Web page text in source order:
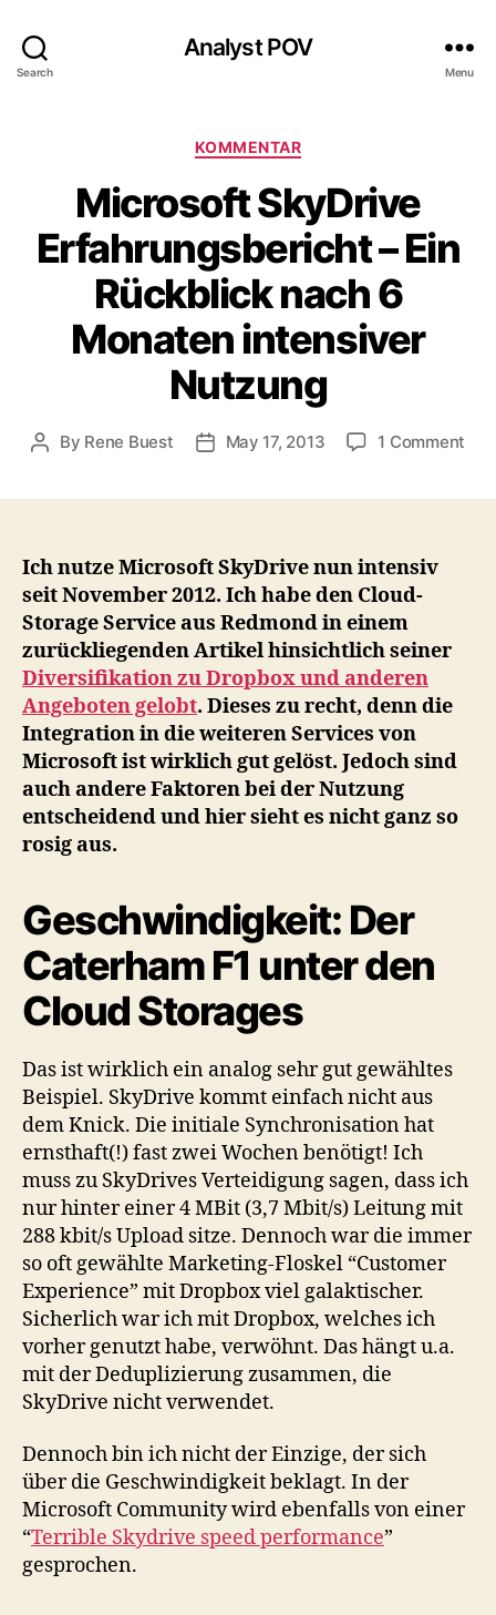
Search
Analyst POV
Menu
Categories
KOMMENTAR
Microsoft SkyDrive
Erfahrungsbericht – Ein
Rückblick nach 6
Monaten intensiver
Nutzung
Post
By Rene Buest
PostMay 17, 2013 1 Comment
Ich nutze Microsoft SkyDrive nun intensiv
seit November 2012. Ich habe den Cloud-
Storage Service aus Redmond in einem
zurückliegenden Artikel hinsichtlich seiner
Diversifikation zu Dropbox und anderen
Angeboten gelobt. Dieses zu recht, denn die
Integration in die weiteren Services von
Microsoft ist wirklich gut gelöst. Jedoch sind
auch andere Faktoren bei der Nutzung
entscheidend und hier sieht es nicht ganz so
rosig aus.
Geschwindigkeit: Der
Caterham F1 unter den
Cloud Storages
Das ist wirklich ein analog sehr gut gewähltes
Beispiel. SkyDrive kommt einfach nicht aus
dem Knick. Die initiale Synchronisation hat
ernsthaft(!) fast zwei Wochen benötigt! Ich
muss zu SkyDrives Verteidigung sagen, dass ich
nur hinter einer 4 MBit (3,7 Mbit/s) Leitung mit
288 kbit/s Upload sitze. Dennoch war die immer
so oft gewählte Marketing-Floskel “Customer
Experience” mit Dropbox viel galaktischer.
Sicherlich war ich mit Dropbox, welches ich
vorher genutzt habe, verwöhnt. Das hängt u.a.
mit der Deduplizierung zusammen, die
SkyDrive nicht verwendet.
Dennoch bin ich nicht der Einzige, der sich
über die Geschwindigkeit beklagt. In der
Microsoft Community wird ebenfalls von einer
“Terrible Skydrive speed performance”
gesprochen.